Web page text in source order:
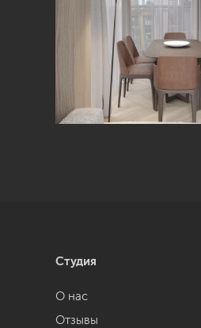
Студия
О нас
Отзывы